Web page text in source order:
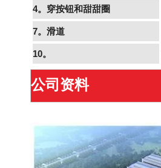
4。穿按钮和甜甜圈
7。滑道
10。
公司资料